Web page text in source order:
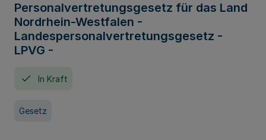
Personalvertretungsgesetz für das Land
Nordrhein-Westfalen -
Landespersonalvertretungsgesetz -
LPVG -
In Kraft
Gesetz